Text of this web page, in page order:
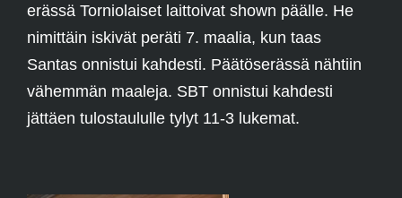
erässä Torniolaiset laittoivat shown päälle. He
nimittäin iskivät peräti 7. maalia, kun taas
Santas onnistui kahdesti. Päätöserässä nähtiin
vähemmän maaleja. SBT onnistui kahdesti
jättäen tulostaululle tylyt 11-3 lukemat.